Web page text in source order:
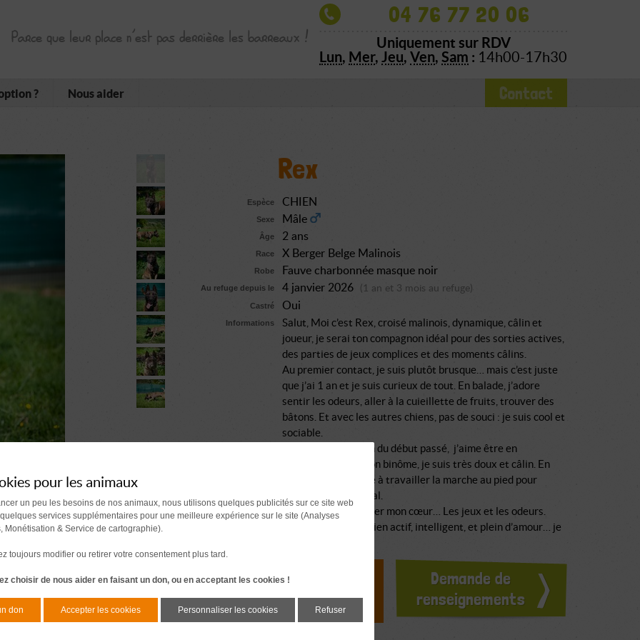
Parce que leur place n’est pas derrière les barreaux !
04 76 77 20 06
Uniquement sur RDV
Lun, Mer, Jeu, Ven, Sam : 14h00-17h30
? Nous aider Contact
Rex
Espèce CHIEN
Sexe Mâle
Âge 2 ans
Race X Berger Belge Malinois
Robe Fauve charbonnée masque noir
Au refuge depuis le 4 janvier 2026 (1 an et 3 mois au refuge)
Castré Oui
Informations
Salut, Moi c’est Rex, croisé malinois, dynamique, câlin et
joueur, je serai ton compagnon idéal pour des sorties actives,
des parties de jeux complices et des moments câlins.
Au premier contact, je suis plutôt brusque… mais c’est juste
que j’ai 1 an et je suis curieux de tout. En balade, j’adore
sentir les odeurs, aller à la cuieillette de fruits, trouver des
bâtons. Et avec les autres chiens, pas de souci : je suis cool et
sociable.
Une fois l’excitation du début passé, j’aime être en
interaction avec mon binôme, je suis très doux et câlin. En
fait il me reste juste à travailler la marche au pied pour
devenir le chien idéal.
Le secret pour gagner mon cœur… Les jeux et les odeurs.
Si tu cherches un chien actif, intelligent, et plein d’amour… je
Comment se passe une adoption ?
avant l'adoption
Demande de
renseignements
pour les animaux
un peu les besoins de nos animaux, nous utilisons quelques publicités sur ce site web
services supplémentaires pour une meilleure expérience sur le site (Analyses
Monétisation & Service de cartographie).
toujours modifier ou retirer votre consentement plus tard.
choisir de nous aider en faisant un don, ou en acceptant les cookies !
don Accepter les cookies Personnaliser les cookies Refuser